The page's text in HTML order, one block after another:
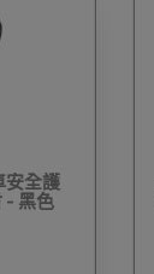
安全護
- 黑色